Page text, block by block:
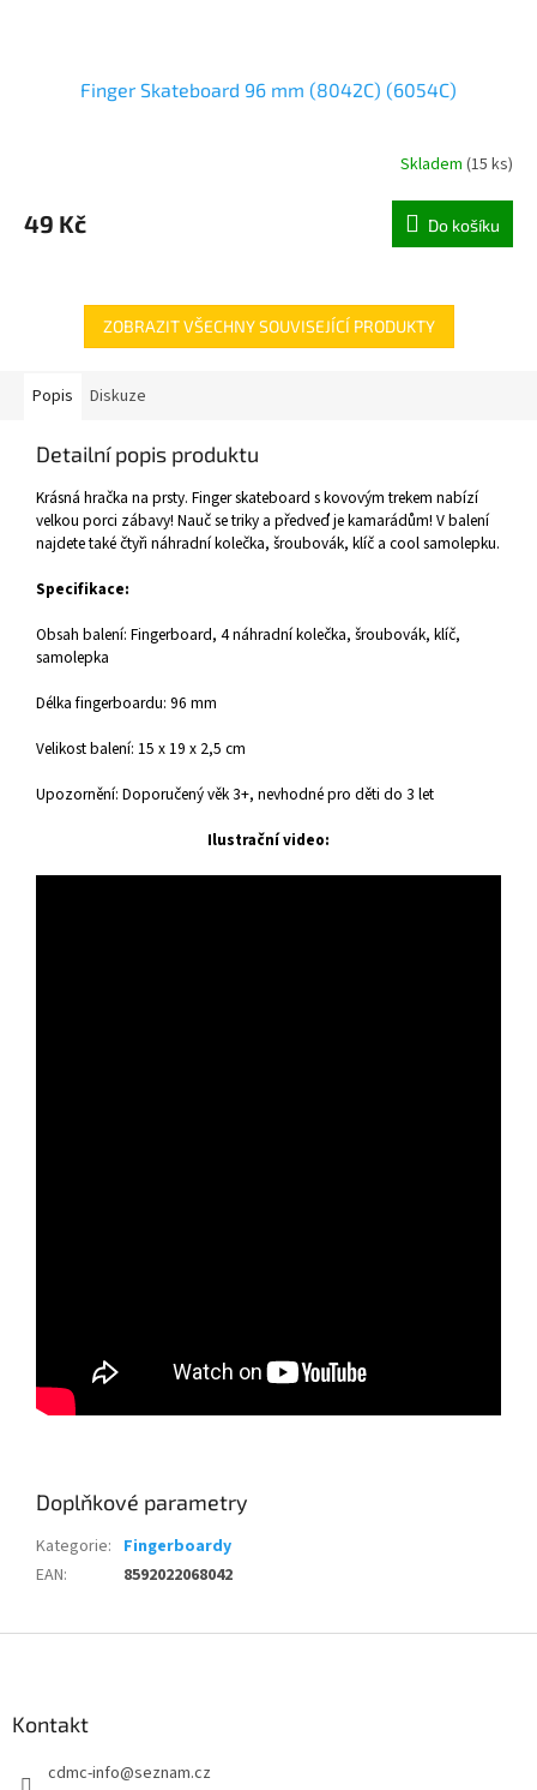
Finger Skateboard 96 mm (8042C) (6054C)
Skladem (15 ks)
49 Kč Do košíku
ZOBRAZIT VŠECHNY SOUVISEJÍCÍ PRODUKTY
Popis Diskuze
Detailní popis produktu
Krásná hračka na prsty. Finger skateboard s kovovým trekem nabízí
velkou porci zábavy! Nauč se triky a předveď je kamarádům! V balení
najdete také čtyři náhradní kolečka, šroubovák, klíč a cool samolepku.
Specifikace:
Obsah balení: Fingerboard, 4 náhradní kolečka, šroubovák, klíč,
samolepka
Délka fingerboardu: 96 mm
Velikost balení: 15 x 19 x 2,5 cm
Upozornění: Doporučený věk 3+, nevhodné pro děti do 3 let
Ilustrační video:
Doplňkové parametry
Kategorie: Fingerboardy
EAN: 8592022068042
Kontakt
cdmc-info@seznam.cz